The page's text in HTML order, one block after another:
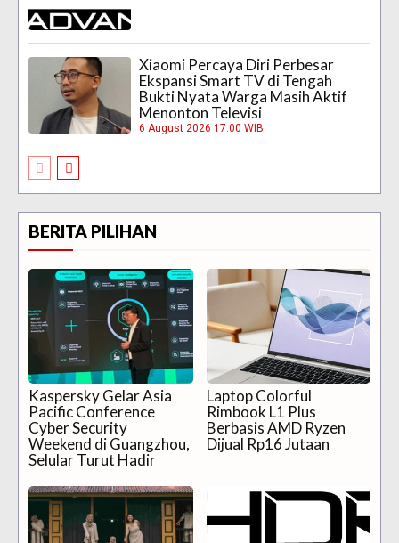
Xiaomi Percaya Diri Perbesar
Ekspansi Smart TV di Tengah
Bukti Nyata Warga Masih Aktif
Menonton Televisi
6 August 2026 17:00 WIB
BERITA PILIHAN
Kaspersky Gelar Asia
Pacific Conference
Cyber Security
Weekend di Guangzhou,
Selular Turut Hadir
Laptop Colorful
Rimbook L1 Plus
Berbasis AMD Ryzen
Dijual Rp16 Jutaan